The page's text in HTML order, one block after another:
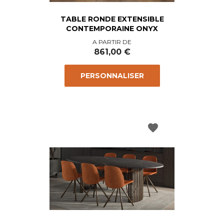
TABLE RONDE EXTENSIBLE
CONTEMPORAINE ONYX
Prix
A PARTIR DE
861,00 €
PERSONNALISER
favorite